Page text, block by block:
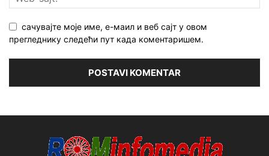
сачувајте моје име, е-маил и веб сајт у овом
прегледнику следећи пут када коментаришем.